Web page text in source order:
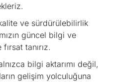
ve sürdürülebilirlik
güncel bilgi ve
tanırız.
bilgi aktarımı değil,
gelişim yolculuğuna